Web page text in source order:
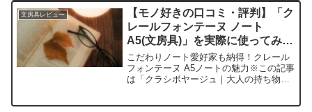
コミ今日、編集部が紹介したいのが「ト
ンボ鉛筆 MONO ...
文房具レビュー
【モノ好きの口コミ・評判】「ク
レールフォンテーヌ ノート
A5(文房具)」を実際に使ってみた
正直感想
こだわりノート愛好家も納得！クレール
フォンテーヌ A5ノートの魅力※この記事
は「クラシボヤージュ｜大人の持ち物と